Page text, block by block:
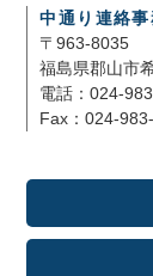
中通り連絡事
〒963-8035
福島県郡山市
電話：024-
Fax：024-